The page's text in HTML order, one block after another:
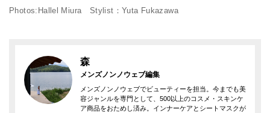
Photos:Hallel Miura Stylist：Yuta Fukazawa
森
メンズノンノウェブ編集
メンズノンノウェブでビューティーを担当。今までも美
容ジャンルを専門として、500以上のコスメ・スキンケ
ア商品をおためし済み。インナーケアとシートマスクが